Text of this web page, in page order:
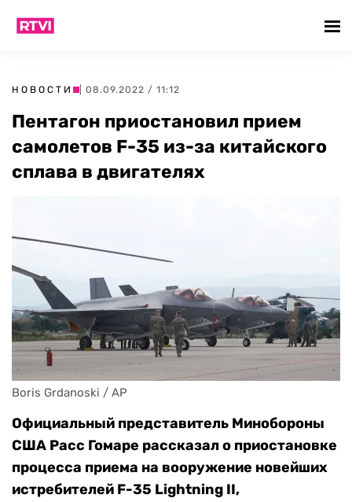
НОВОСТИ | 08.09.2022 / 11:12
Пентагон приостановил прием
самолетов F-35 из-за китайского
сплава в двигателях
Boris Grdanoski / AP
Официальный представитель Минобороны
США Расс Гомаре рассказал о приостановке
процесса приема на вооружение новейших
истребителей F-35 Lightning II,